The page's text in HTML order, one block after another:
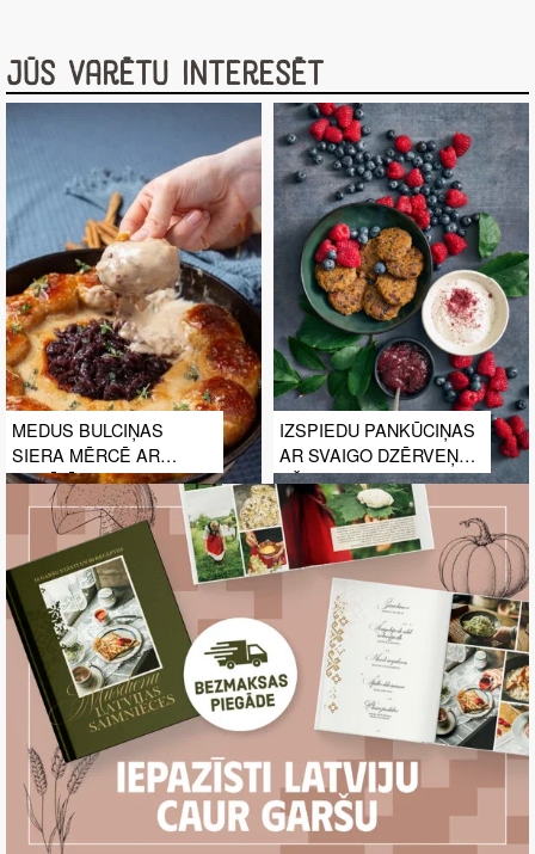
Jūs varētu interesēt
MEDUS BULCIŅAS
SIERA MĒRCĒ AR
KANĒLĪ
KARAMELIZĒTIEM
SĪPOLIEM
IZSPIEDU PANKŪCIŅAS
AR SVAIGO DZĒRVEŅU
DŽEMU